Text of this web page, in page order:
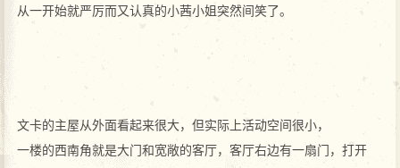
从一开始就严厉而又认真的小茜小姐突然间笑了。
文卡的主屋从外面看起来很大，但实际上活动空间很小，
一楼的西南角就是大门和宽敞的客厅，客厅右边有一扇门，打开